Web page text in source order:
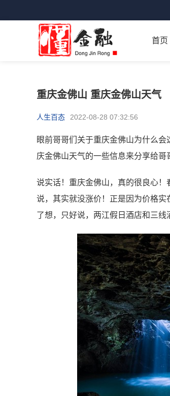
首页
重庆金佛山 重庆金佛山天气
人生百态 2022-08-28 07:32:56
眼前哥哥们关于重庆金佛山为什么
庆金佛山天气的一些信息来分享给哥
说实话！重庆金佛山，真的很良心
说，其实就没涨价！正是因为价格
了想，只好说，两江假日酒店和三线